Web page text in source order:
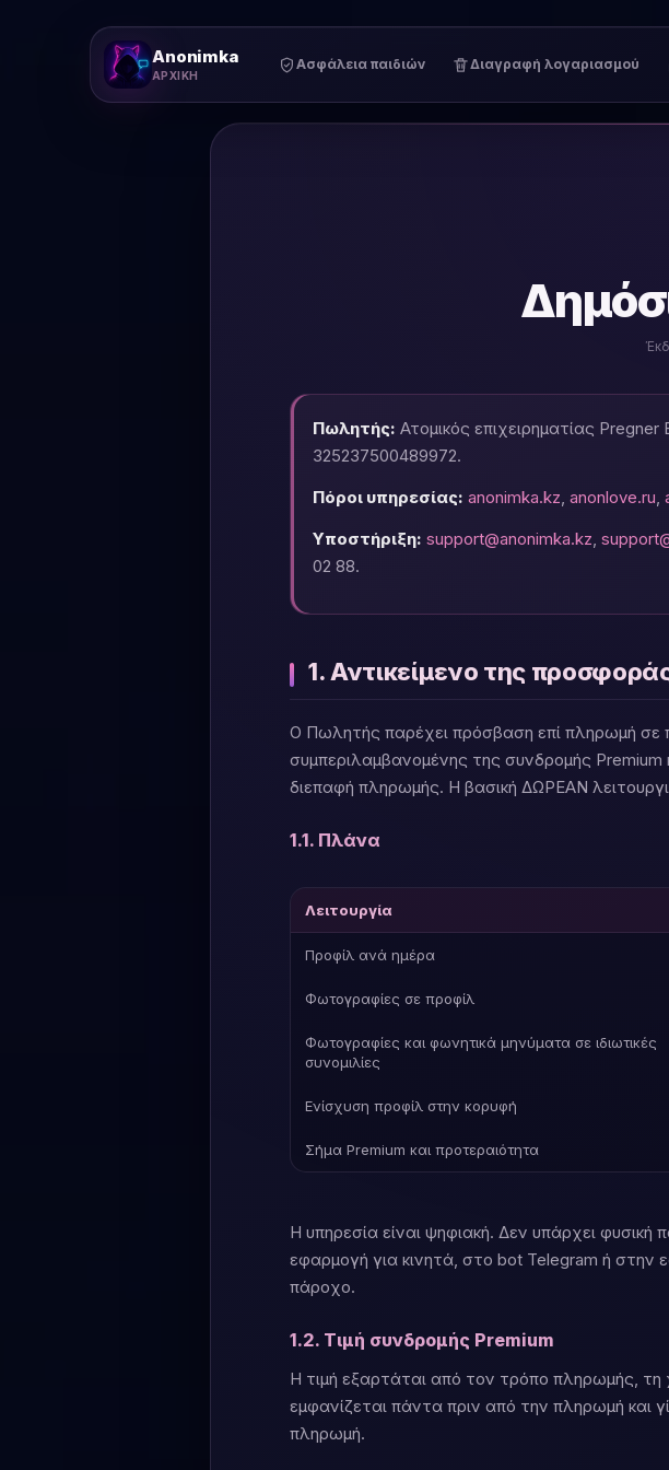
Anonimka
ΑΡΧΙΚΉ
Υποστήριξη Ασφάλεια παιδιών Διαγραφή λογαριασμού
Πωλητής: Ατομικός επιχειρηματίας
325237500489972.
Πόροι υπηρεσίας: anonimka.kz, anonlove.ru,
Υποστήριξη: support@anonimka.kz,
02 88.
1. Αντικείμενο της
Ο Πωλητής παρέχει πρόσβαση επί πληρωμή σε
συμπεριλαμβανομένης της συνδρομής
διεπαφή πληρωμής. Η βασική ΔΩΡΕΑΝ
1.1. Πλάνα
Λειτουργία
Προφίλ ανά ημέρα
Φωτογραφίες σε προφίλ
Φωτογραφίες και φωνητικά μηνύματα σε ιδιωτικές
συνομιλίες
Ενίσχυση προφίλ στην κορυφή
Σήμα Premium και προτεραιότητα
Η υπηρεσία είναι ψηφιακή. Δεν υπάρχει
εφαρμογή για κινητά, στο bot Telegram ή
πάροχο.
1.2. Τιμή συνδρομής Premium
Η τιμή εξαρτάται από τον τρόπο πληρωμής, τη
εμφανίζεται πάντα πριν από την πληρωμή και
πληρωμή.